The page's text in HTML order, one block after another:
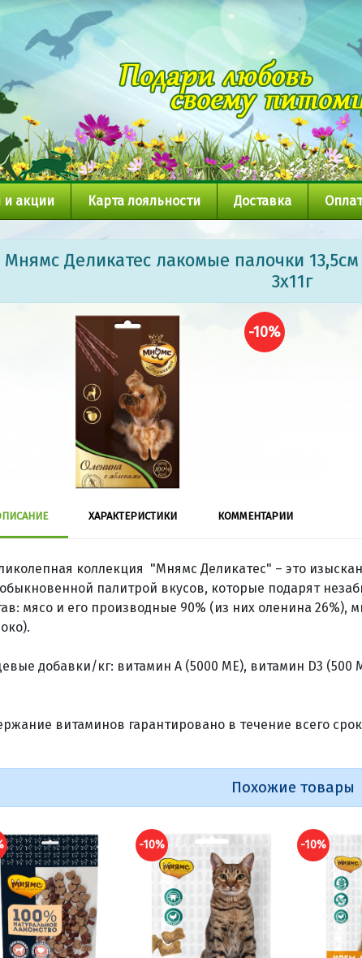
и акции Карта лояльности Доставка
Мнямс Деликатес лакомые палочки
3х11г
-10%
ХАРАКТЕРИСТИКИ КОММЕНТАРИИ
коллекция "Мнямс Деликатес" – это
палитрой вкусов, которые подарят
мясо и его производные 90% (из них оленина
добавки/кг: витамин А (5000 ME), витамин D3 (500
витаминов гарантировано в течение всего
Похожие товары
-10% -10%